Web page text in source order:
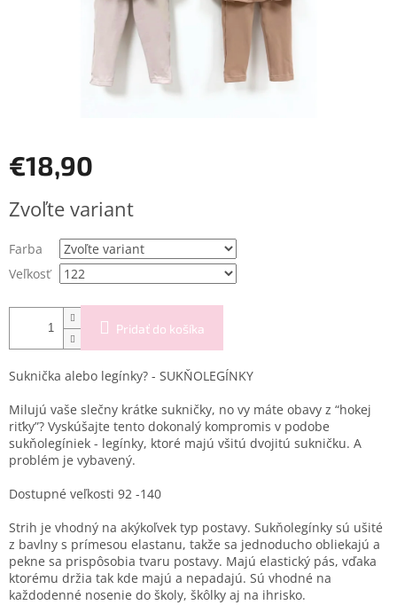
€18,90
cena:
Zvoľte variant
Farba
Veľkosť
Pridať do košíka
Suknička alebo legínky? - SUKŇOLEGÍNKY
Milujú vaše slečny krátke sukničky, no vy máte obavy z “hokej
riťky”? Vyskúšajte tento dokonalý kompromis v podobe
sukňolegíniek - legínky, ktoré majú všitú dvojitú sukničku. A
problém je vybavený.
Dostupné veľkosti 92 -140
Strih je vhodný na akýkoľvek typ postavy. Sukňolegínky sú ušité
z bavlny s prímesou elastanu, takže sa jednoducho obliekajú a
pekne sa prispôsobia tvaru postavy. Majú elastický pás, vďaka
ktorému držia tak kde majú a nepadajú. Sú vhodné na
každodenné nosenie do školy, škôlky aj na ihrisko.